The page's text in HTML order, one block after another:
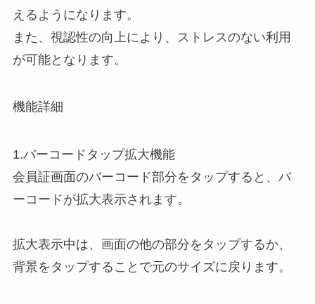
えるようになります。
また、視認性の向上により、ストレスのない利用
が可能となります。
機能詳細
1.バーコードタップ拡大機能
会員証画面のバーコード部分をタップすると、バ
ーコードが拡大表示されます。
拡大表示中は、画面の他の部分をタップするか、
背景をタップすることで元のサイズに戻ります。